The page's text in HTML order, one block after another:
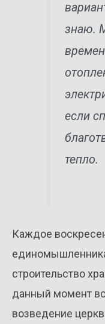
знаю.
если
тепло.
Каждое
строительство
данный момент
возведение